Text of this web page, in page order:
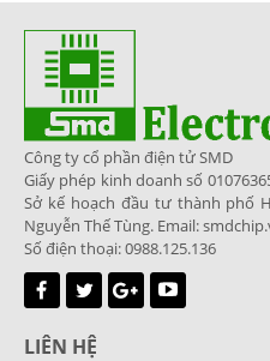
Công ty cổ phần điện tử SMD
Giấy phép kinh doanh số
Sở kế hoạch đầu tư thành phố
Nguyễn Thế Tùng. Email:
Số điện thoại: 0988.125.136
LIÊN HỆ